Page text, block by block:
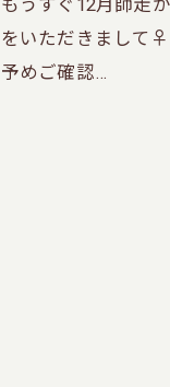
もうすぐ12月師走
をいただきまして
予めご確認…